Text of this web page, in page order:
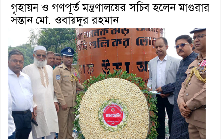
গৃহায়ন ও গণপূর্ত মন্ত্রণালয়ের সচিব হলেন মাগুরার
সন্তান মো. ওবায়দুর রহমান